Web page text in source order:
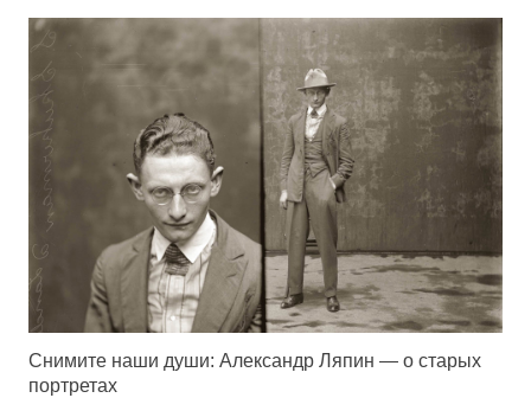
Снимите наши души: Александр Ляпин — о старых
портретах